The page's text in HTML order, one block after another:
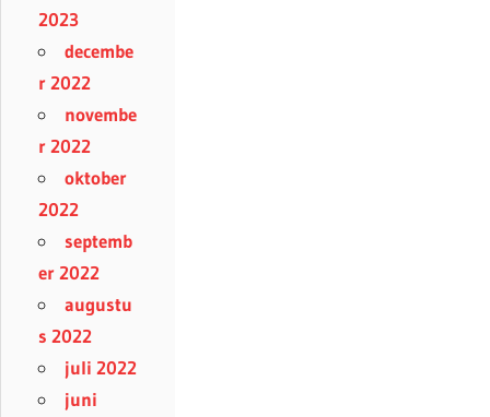
2023
decembe
r 2022
novembe
r 2022
oktober
2022
septemb
er 2022
augustu
s 2022
juli 2022
juni